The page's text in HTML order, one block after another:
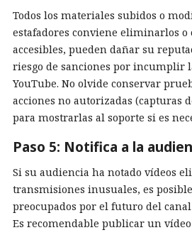
Todos los materiales subidos o
estafadores conviene eliminarlos o
accesibles, pueden dañar su
riesgo de sanciones por incumplir
YouTube. No olvide conservar
acciones no autorizadas (capturas
para mostrarlas al soporte si es
Paso 5: Notifica a la
Si su audiencia ha notado vídeos
transmisiones inusuales, es
preocupados por el futuro del
Es recomendable publicar un